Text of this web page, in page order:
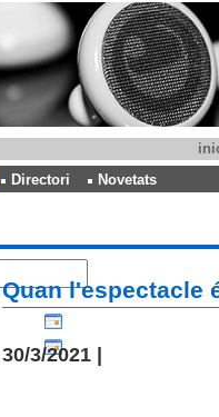
Directori Novetats
Quan l'espectacle
30/3/2021 |